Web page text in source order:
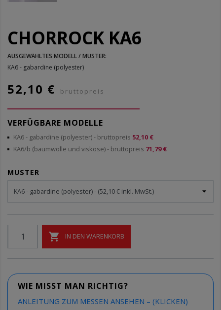
CHORROCK KA6
AUSGEWÄHLTES MODELL / MUSTER:
KA6 - gabardine (polyester)
52,10 € bruttopreis
VERFÜGBARE MODELLE
KA6 - gabardine (polyester)- bruttopreis 52,10 €
KA6/b (baumwolle und viskose)- bruttopreis 71,79 €
MUSTER
 IN DEN WARENKORB
WIE MISST MAN RICHTIG?
ANLEITUNG ZUM MESSEN ANSEHEN – (KLICKEN)